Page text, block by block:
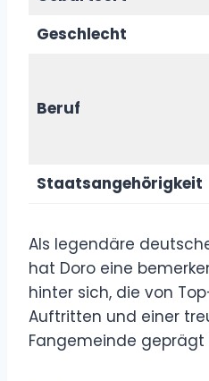
Geschlecht
Beruf
Staatsangehörigkeit
Als legendäre
hat Doro eine
hinter sich, die von
Auftritten und einer
Fangemeinde geprägt